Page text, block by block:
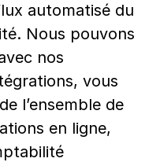
automatisé du
Nous pouvons
nos
vous
l’ensemble de
en ligne,